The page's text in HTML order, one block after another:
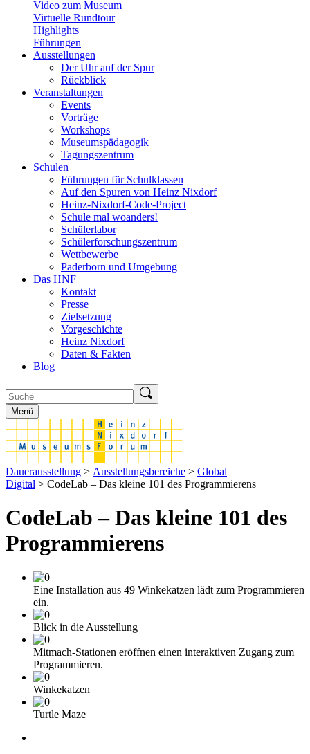
Video zum Museum
Virtuelle Rundtour
Highlights
Führungen
Ausstellungen
Der Uhr auf der Spur
Rückblick
Veranstaltungen
Events
Vorträge
Workshops
Museumspädagogik
Tagungszentrum
Schulen
Führungen für Schulklassen
Auf den Spuren von Heinz Nixdorf
Heinz-Nixdorf-Code-Project
Schule mal woanders!
Schülerlabor
Schülerforschungszentrum
Wettbewerbe
Paderborn und Umgebung
Das HNF
Kontakt
Presse
Zielsetzung
Vorgeschichte
Heinz Nixdorf
Daten & Fakten
Blog
Menü
Dauerausstellung > Ausstellungsbereiche > Global
Digital > CodeLab – Das kleine 101 des Programmierens
CodeLab – Das kleine 101 des
Programmierens
Eine Installation aus 49 Winkekatzen lädt zum Programmieren
ein.
Blick in die Ausstellung
Mitmach-Stationen eröffnen einen interaktiven Zugang zum
Programmieren.
Winkekatzen
Turtle Maze